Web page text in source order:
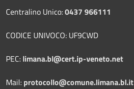
Centralino Unico:0437 966111
CODICE UNIVOCO: UF9CWD
PEC: limana.bl@cert.ip-veneto.net
Mail: protocollo@comune.limana.bl.it